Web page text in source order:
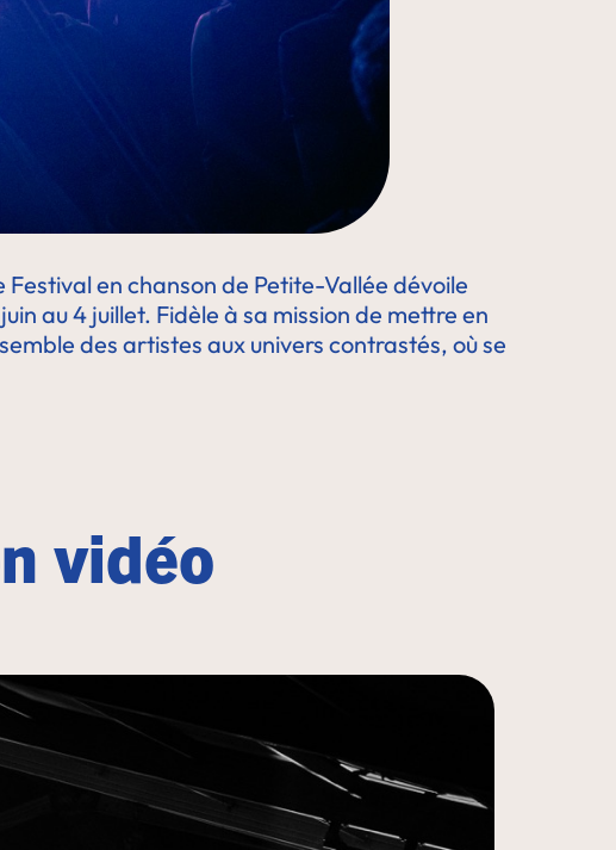
en chanson de Petite-Vallée dévoile
au 4 juillet. Fidèle à sa mission de mettre en
des artistes aux univers contrastés, où se
vidéo